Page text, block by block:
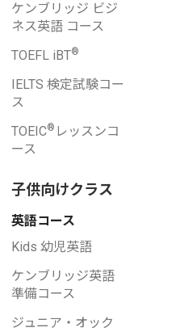
ケンブリッジ ビジ
ネス英語 コース
TOEFL iBT®
IELTS 検定試験コー
ス
TOEIC® レッスンコ
ース
子供向けクラス
英語コース
Kids 幼児英語
ケンブリッジ英語
準備コース
ジュニア・オック